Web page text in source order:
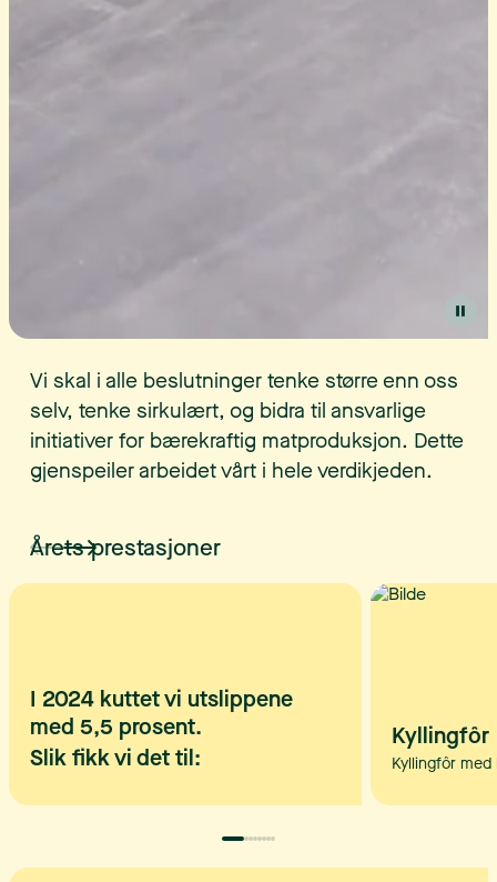
Vi skal i alle beslutninger tenke større enn oss
selv, tenke sirkulært, og bidra til ansvarlige
initiativer for bærekraftig matproduksjon. Dette
gjenspeiler arbeidet vårt i hele verdikjeden.
Årets prestasjoner
I 2024 kuttet vi utslippene
med 5,5 prosent.
Slik fikk vi det til:
Kyllingfôr
Kyllingfôr